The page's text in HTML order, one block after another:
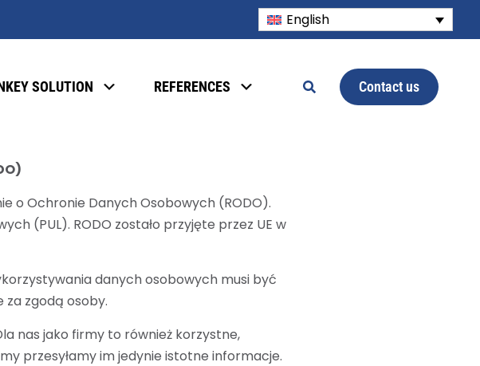
English
SOLUTION REFERENCES Contact us
o Ochronie Danych Osobowych (RODO).
(PUL). RODO zostało przyjęte przez UE w
danych osobowych musi być
za zgodą osoby.
nas jako firmy to również korzystne,
przesyłamy im jedynie istotne informacje.